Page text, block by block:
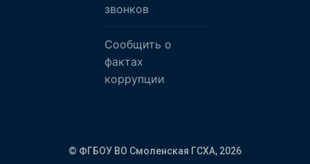
звонков
Сообщить о
фактах
коррупции
© ФГБОУ ВО Смоленская ГСХА, 2026